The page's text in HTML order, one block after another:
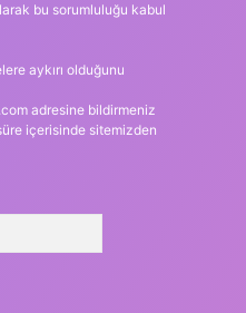
bu sorumluluğu kabul
aykırı olduğunu
adresine bildirmeniz
içerisinde sitemizden